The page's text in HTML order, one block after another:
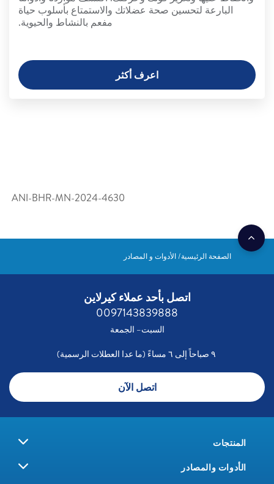
البارعة لتحسين صحة عضلاتك والاستمتاع بأسلوب حياة
مفعم بالنشاط والحيوية.
اعرف أكثر
ANI-BHR-MN-2024-4630
الصفحة الرئيسية الأدوات و المصادر
اتصل بأحد عملاء كيرلاين
0097143839888
السبت– الجمعة
اتصل الآن
المنتجات
الأدوات والمصادر